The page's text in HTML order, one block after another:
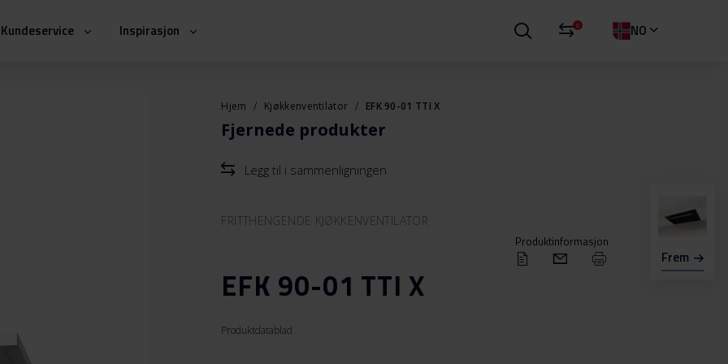
Kundeservice Inspirasjon 0 NO
Frem
Hjem Kjøkkenventilator EFK 90-01 TTI X
Fjernede produkter
Legg til i sammenligningen
FRITTHENGENDE KJØKKENVENTILATOR
Produktinformasjon
EFK 90-01 TTI X
Produktdatablad